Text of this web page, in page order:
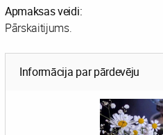
Apmaksas veidi:
Pārskaitijums.
Informācija par pārdevēju